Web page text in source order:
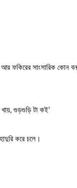
ফকিরের সাংসারিক কোন
খায়, গুড়গুড়ি টা কই’
করে চলে।